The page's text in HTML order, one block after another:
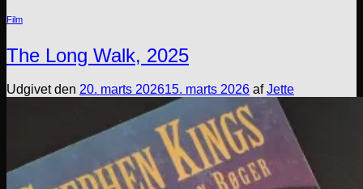
Film
The Long Walk, 2025
Udgivet den 20. marts 202615. marts 2026 afJette